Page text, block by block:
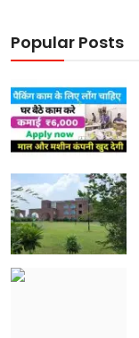
Popular Posts